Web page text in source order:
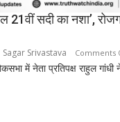
21वीं सदी का नशा’,
Sagar Srivastava Comments
में नेता प्रतिपक्ष राहुल गांधी